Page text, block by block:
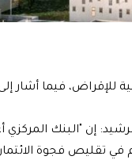
للإقراض، فيما أشار
إن "البنك المركزي
2024 -2029"، مبيناً أنها "ستسهم في تقليص فجوة